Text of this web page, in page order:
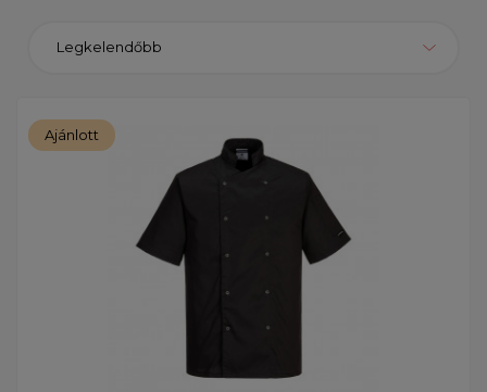
Legkelendőbb
Ajánlott